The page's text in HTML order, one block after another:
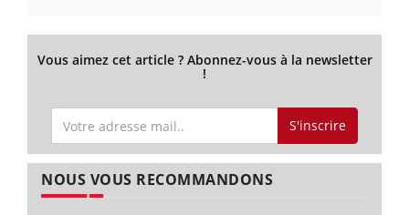
Vous aimez cet article ? Abonnez-vous à la newsletter
!
S'inscrire
NOUS VOUS RECOMMANDONS